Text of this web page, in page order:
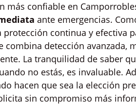
más confiable en
ante emergencias.
continua y efectiva
combina detección avanzada,
La tranquilidad de saber
no estás, es invaluable.
hacen que sea la elección
sin compromiso más